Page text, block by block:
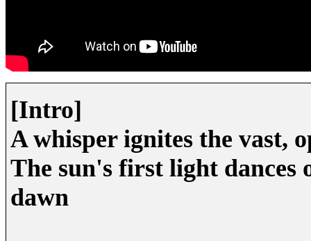
[Intro]
A whisper ignites the vast,
The sun's first light dances
dawn